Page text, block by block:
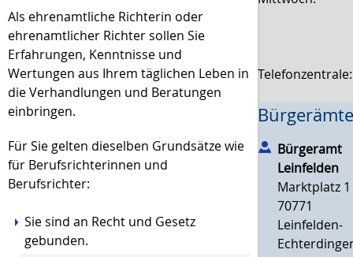
Als ehrenamtliche Richterin oder
ehrenamtlicher Richter sollen Sie
Erfahrungen, Kenntnisse und
Wertungen aus Ihrem täglichen Leben in
die Verhandlungen und Beratungen
einbringen.
Für Sie gelten dieselben Grundsätze wie
für Berufsrichterinnen und
Berufsrichter:
Sie sind an Recht und Gesetz
gebunden.
Bürgeramt
Leinfelden
Marktplatz 1
70771
Leinfelden-